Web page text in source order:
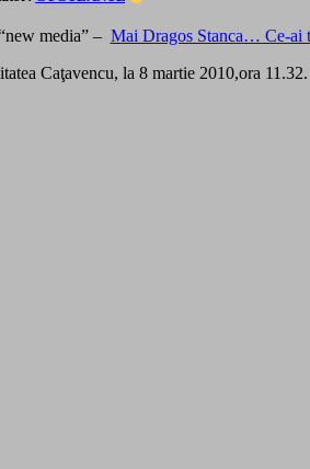
media” – Mai Dragos Stanca… Ce-ai
Caţavencu, la 8 martie 2010,ora